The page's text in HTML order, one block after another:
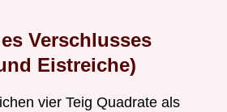
Verschlusses
Eistreiche)
vier Teig Quadrate als